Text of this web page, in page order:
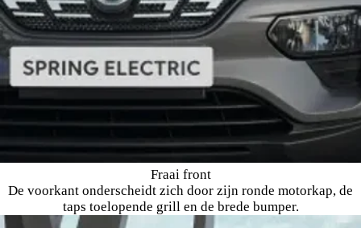
Fraai front
De voorkant onderscheidt zich door zijn ronde motorkap, de
taps toelopende grill en de brede bumper.